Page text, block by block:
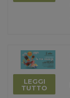
LEGGI
TUTTO